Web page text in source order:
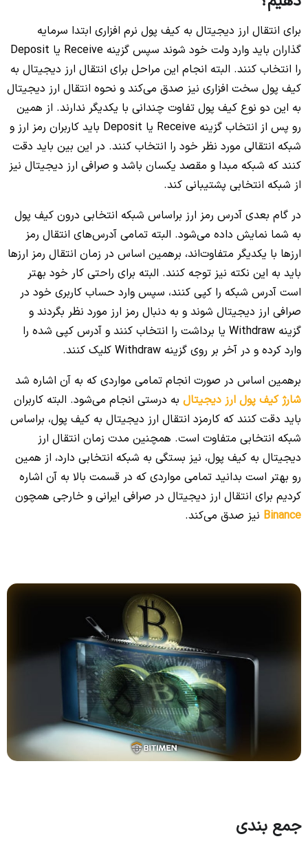
برای انتقال ارز دیجیتال به کیف پول نرم افزاری ابتدا سرمایه
گذاران باید وارد ولت خود شوند سپس گزینه Receive یا Deposit
را انتخاب کنند. البته انجام این مراحل برای انتقال ارز دیجیتال به
کیف پول سخت افزاری نیز صدق می‎‌کند و نحوه انتقال ارز دیجیتال
به این دو نوع کیف پول تفاوت چندانی با یکدیگر ندارند. از همین
رو پس از انتخاب گزینه Receive یا Deposit باید کاربران رمز ارز و
شبکه انتقالی مورد نظر خود را انتخاب کنند. در این بین باید دقت
کنند که شبکه مبدا و مقصد یکسان باشد و صرافی ارز دیجیتال نیز
از شبکه انتخابی پشتیبانی کند.
در گام بعدی آدرس رمز ارز براساس شبکه انتخابی درون کیف پول
به شما نمایش داده می‌شود. البته تمامی آدرس‌های انتقال رمز
ارزها با یکدیگر متفاوت‌اند، برهمین اساس در زمان انتقال رمز ارزها
باید به این نکته نیز توجه کنند. البته برای راحتی کار خود بهتر
است آدرس شبکه را کپی کنند، سپس وارد حساب کاربری خود در
صرافی ارز دیجیتال شوند و به دنبال رمز ارز مورد نظر بگردند و
گزینه Withdraw یا برداشت را انتخاب کنند و آدرس کپی شده را
وارد کرده و در آخر بر روی گزینه Withdraw کلیک کنند.
برهمین اساس در صورت انجام تمامی مواردی که به آن اشاره شد
شارژ کیف پول ارز دیجیتال به درستی انجام می‌شود. البته کاربران
باید دقت کنند که کارمزد انتقال ارز دیجیتال به کیف پول، براساس
شبکه انتخابی متفاوت است. همچنین مدت زمان انتقال ارز
دیجیتال به کیف پول، نیز بستگی به شبکه انتخابی دارد، از همین
رو بهتر است بدانید تمامی مواردی که در قسمت بالا به آن اشاره
کردیم برای انتقال ارز دیجیتال در صرافی ایرانی و خارجی همچون
Binance نیز صدق می‌کند.
جمع بندی